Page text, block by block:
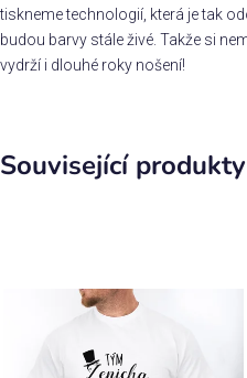
tiskneme technologií, která je tak
budou barvy stále živé. Takže si
vydrží i dlouhé roky nošení!
Související produkty